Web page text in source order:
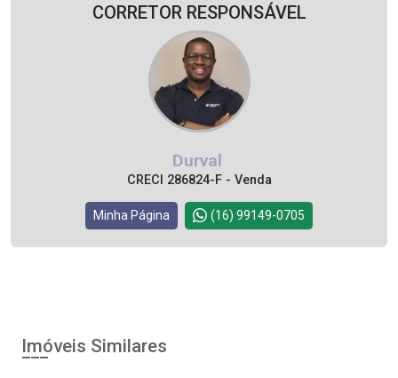
CORRETOR RESPONSÁVEL
Durval
CRECI 286824-F - Venda
Minha Página (16) 99149-0705
Imóveis Similares